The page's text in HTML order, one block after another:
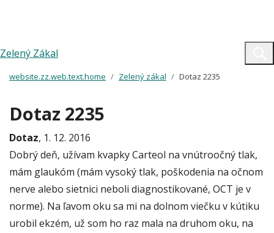
Zelený Zákal
website.zz.web.text.home Zelený zákal Dotaz 2235
Dotaz 2235
Dotaz, 1. 12. 2016
Dobrý deň, užívam kvapky Carteol na vnútroočný tlak,
mám glaukóm (mám vysoký tlak, poškodenia na očnom
nerve alebo sietnici neboli diagnostikované, OCT je v
norme). Na ľavom oku sa mi na dolnom viečku v kútiku
urobil ekzém, už som ho raz mala na druhom oku, na